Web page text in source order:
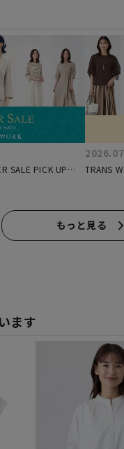
SALE PICK UP
TRANS
もっと見る
ます